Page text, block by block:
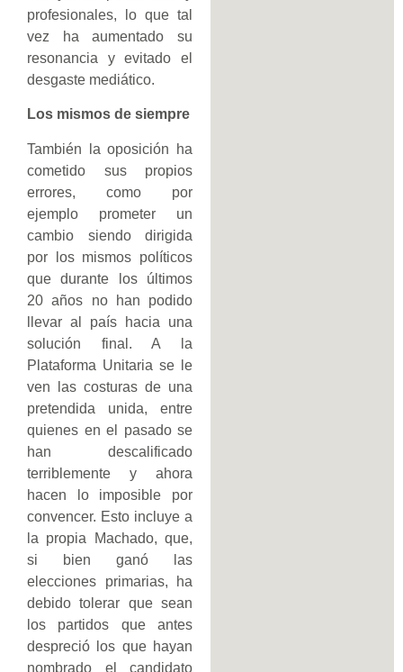
profesionales, lo que tal
vez ha aumentado su
resonancia y evitado el
desgaste mediático.
Los mismos de siempre
También la oposición ha
cometido sus propios
errores, como por
ejemplo prometer un
cambio siendo dirigida
por los mismos políticos
que durante los últimos
20 años no han podido
llevar al país hacia una
solución final. A la
Plataforma Unitaria se le
ven las costuras de una
pretendida unida, entre
quienes en el pasado se
han descalificado
terriblemente y ahora
hacen lo imposible por
convencer. Esto incluye a
la propia Machado, que,
si bien ganó las
elecciones primarias, ha
debido tolerar que sean
los partidos que antes
despreció los que hayan
nombrado el candidato